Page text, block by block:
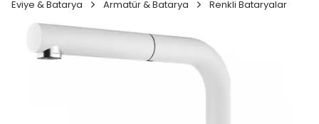
Eviye & Batarya Armatür & Batarya Renkli Bataryalar